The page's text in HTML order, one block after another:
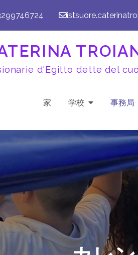
d'Egitto dette del
家 学校 事務局